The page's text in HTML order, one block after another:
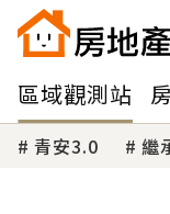
區域觀測站
青安3.0 繼